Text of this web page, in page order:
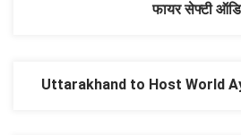
फायर सेफ्टी
Uttarakhand to Host World